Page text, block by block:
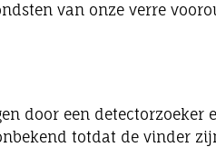
van onze verre
door een
totdat de vinder